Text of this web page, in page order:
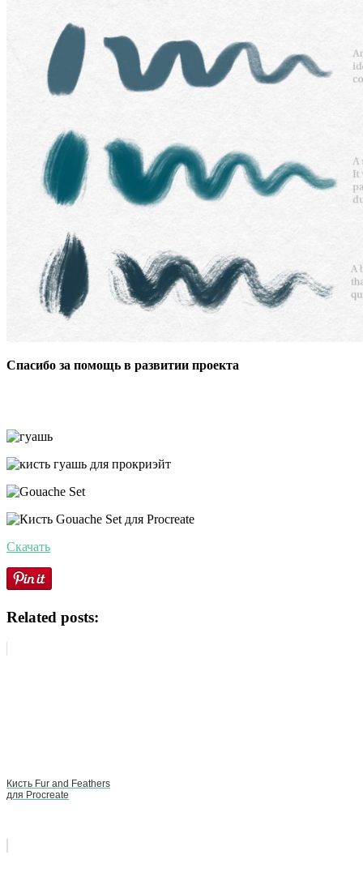
Спасибо за помощь в развитии проекта
Скачать
Related posts:
Кисть Fur and Feathers
для Procreate